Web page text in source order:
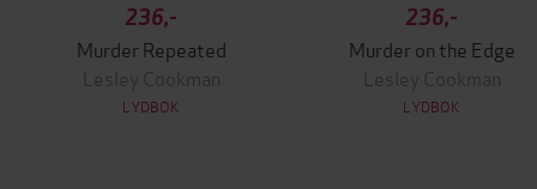
236,-
Murder Repeated
Lesley Cookman
LYDBOK
236,-
Murder on the Edge
Lesley Cookman
LYDBOK